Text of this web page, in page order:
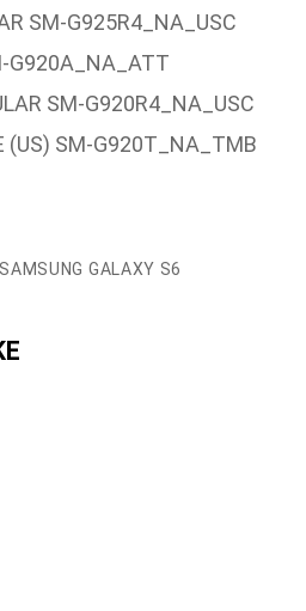
SM-G925R4_NA_USC
G920A_NA_ATT
SM-G920R4_NA_USC
SAMSUNG GALAXY S6